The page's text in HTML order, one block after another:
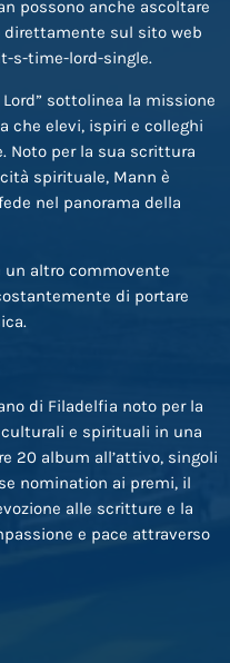
possono anche ascoltare
sul sito web
s-time-lord-single.
Lord” sottolinea la missione
che elevi, ispiri e colleghi
Noto per la sua scrittura
spirituale, Mann è
nel panorama della
un altro commovente
di portare
di Filadelfia noto per la
e spirituali in una
20 album all’attivo, singoli
nomination ai premi, il
alle scritture e la
e pace attraverso